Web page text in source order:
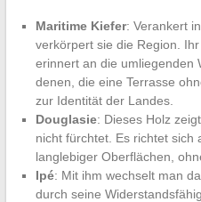
Maritime Kiefer: Verankert
verkörpert sie die Region.
erinnert an die umliegenden
denen, die eine Terrasse
zur Identität der Landes.
Douglasie: Dieses Holz
nicht fürchtet. Es richtet sich
langlebiger Oberflächen,
Ipé: Mit ihm wechselt man
durch seine